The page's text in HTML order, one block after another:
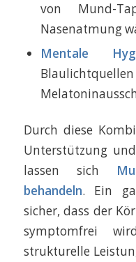
von Mund-
Nasenatmung
Mentale
Durch diese
Unterstützung
lassen sich
behandeln. Ein
sicher, dass der
symptomfrei
strukturelle